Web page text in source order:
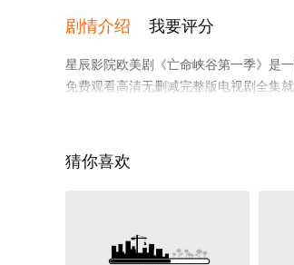
剧情介绍 我要评分
星辰影院欧美剧《亡命峡谷第一季》是
免费观看高清无删减完整版电视剧全集
猜你喜欢